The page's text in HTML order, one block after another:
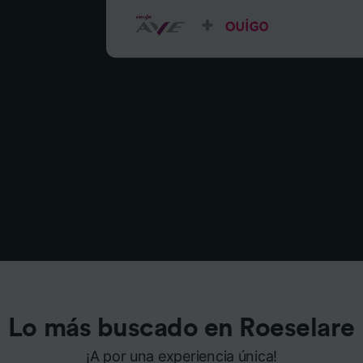
Lo más buscado en Roeselare
¡A por una experiencia única!